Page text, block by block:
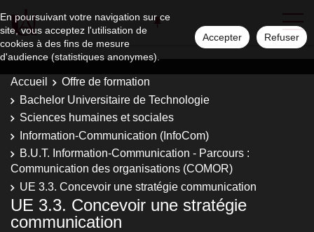
En poursuivant votre navigation sur ce
site, vous acceptez l'utilisation de
cookies à des fins de mesure
d'audience (statistiques anonymes).
Accepter Refuser
Accueil
Offre de formation
Bachelor Universitaire de Technologie
Sciences humaines et sociales
Information-Communication (InfoCom)
B.U.T. Information-Communication - Parcours :
Communication des organisations (COMOR)
UE 3.3. Concevoir une stratégie communication
UE 3.3. Concevoir une stratégie
communication